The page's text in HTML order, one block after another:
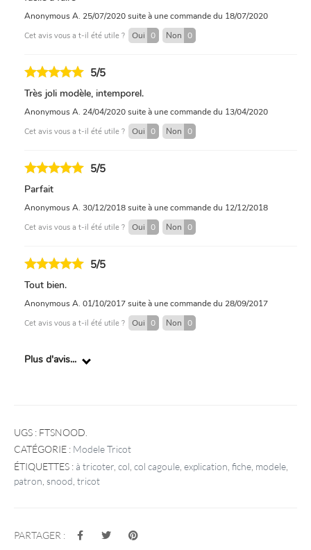
Anonymous A. 25/07/2020suite à une commande du 18/07/2020
Cet avis vous a t-il été utile ? Oui 0 Non 0
5/5
Très joli modèle, intemporel.
Anonymous A. 24/04/2020suite à une commande du 13/04/2020
Cet avis vous a t-il été utile ? Oui 0 Non 0
5/5
Parfait
Anonymous A. 30/12/2018suite à une commande du 12/12/2018
Cet avis vous a t-il été utile ? Oui 0 Non 0
5/5
Tout bien.
Anonymous A. 01/10/2017suite à une commande du 28/09/2017
Cet avis vous a t-il été utile ? Oui 0 Non 0
Plus d'avis...
UGS : FTSNOOD
CATÉGORIE : Modele Tricot
ÉTIQUETTES :à tricoter col col cagoule explication fiche modele
patron snood tricot
PARTAGER :